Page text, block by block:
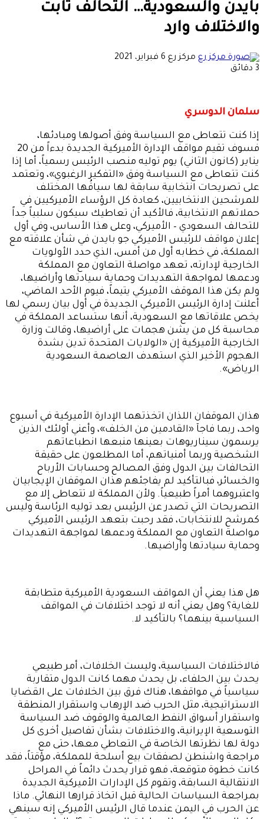
بايدن والسعودية… التحالف ثابت
والاختلاف وارد
مركز رع أرسل
6 فبراير، 2021
3 دقائق
سلمان الدوسري
إذا كنت تتعاطى مع السياسة وفق أصولها ومبادئها،
فسوف تقيم مواقف الإدارة الأميركية الجديدة بدءاً من 20
يناير (كانون الثاني) يوم توليه منصب الرئيس رسمياً، أما إذا
كنت تتعاطى مع السياسة وفق «التفكير الرغبوي»، وتعتمد
على تصريحات انتخابية سابقة لها سياقُها المختلف
للمرشحين الانتخابيين، كعادة كل الرؤساء الأميركيين في
حملاتهم الانتخابية، فالأكيد أن تعاطيك سيكون سلبياً جداً
للتحالف السعودي – الأميركي، وعلى هذا الأساس، وفي أول
إعلان مواقف للرئيس الأميركي جو بايدن في شأن علاقته مع
المملكة، في خطابه أول من أمس، الذي حدد الأولويات
الخارجية لإدارته، تعهد مواصلة التعاون مع المملكة
ودعمها لمواجهة التهديدات وحماية سيادتها وأراضيها،
ولم يكن هذا الموقف الأميركي يتيماً، فيوم الأحد الماضي،
أعلنت إدارة الرئيس الأميركي الجديدة في أول بيان رسمي لها
يخص علاقاتها مع السعودية، أنها ستساعد المملكة في
محاسبة كل من يشن هجمات على أراضيها، وقالت وزارة
الخارجية الأميركية إن «الولايات المتحدة تدين بشدة
الهجوم الأخير الذي استهدف العاصمة السعودية
الرياض».
هذان الموقفان اللذان اتخذتهما الإدارة الأميركية في أسبوع
واحد، ربما فاجآ «القادمين من الخلف»، وأعني أولئك الذين
يرسمون سيناريوهات بعينها منبعها انطباعاتهم
الشخصية وربما أمنياتهم، أما المطلعون على حقيقة
التحالفات بين الدول وفق المصالح وحسابات الأرباح
والخسائر، فبالتأكيد لم يفاجئهم هذان الموقفان الإيجابيان
واعتبروهما أمراً طبيعياً. ولأن المملكة لا تتعاطى إلا مع
التصريحات التي تصدر عن الرئيس بعد توليه الرئاسة وليس
كمرشح للانتخابات، فقد رحبت بتعهد الرئيس الأميركي
مواصلة التعاون مع المملكة ودعمها لمواجهة التهديدات
وحماية سيادتها وأراضيها.
هل هذا يعني أن المواقف السعودية الأميركية متطابقة
للغاية؟ وهل يعني أنه لا توجد اختلافات في المواقف
السياسية بينهما؟ بالتأكيد لا.
فالاختلافات السياسية، وليست الخلافات، أمر طبيعي
يحدث بين الحلفاء، بل يحدث مهما كانت الدول متقاربة
سياسياً في مواقفها، هناك فرق بين الخلافات على القضايا
الاستراتيجية، مثل الحرب ضد الإرهاب واستقرار المنطقة
واستقرار أسواق النفط العالمية والوقوف ضد السياسة
التوسعية الإيرانية، والاختلافات بشأن تفاصيل أخرى كل
دولة لها نظرتها الخاصة في التعاطي معها، حتى مع
مراجعة واشنطن لصفقات بيع أسلحة للمملكة، مؤقتاً، فقد
كانت خطوة متوقعة، فهو قرار يحدث دائماً في المراحل
الانتقالية السابقة، وتقوم كل الإدارات الأميركية الجديدة
بمراجعة السياسات الحالية قبل اتخاذ قرارها النهائي. ماذا
عن الحرب في اليمن عندما قال الرئيس الأميركي إنه سينهي